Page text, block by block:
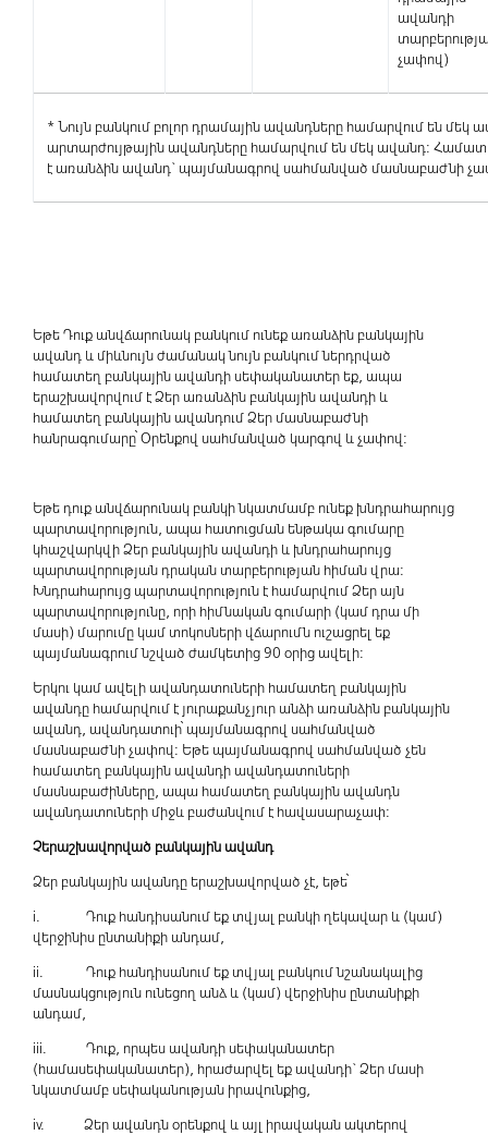
ավանդի
չափով)
* Նույն բանկում բոլոր դրամային ավանդները համարվում են մեկ
արտարժույթային ավանդները համարվում են մեկ ավանդ:
է առանձին ավանդ` պայմանագրով սահմանված մասնաբաժնի
Եթե Դուք անվճարունակ բանկում ունեք առանձին բանկային
ավանդ և միևնույն ժամանակ նույն բանկում ներդրված
համատեղ բանկային ավանդի սեփականատեր եք, ապա
երաշխավորվում է Ձեր առանձին բանկային ավանդի և
համատեղ բանկային ավանդում Ձեր մասնաբաժնի
հանրագումարը՝ Օրենքով սահմանված կարգով և չափով:
Եթե դուք անվճարունակ բանկի նկատմամբ ունեք խնդրահարույց
պարտավորություն, ապա հատուցման ենթակա գումարը
կհաշվարկվի Ձեր բանկային ավանդի և խնդրահարույց
պարտավորության դրական տարբերության հիման վրա:
Խնդրահարույց պարտավորություն է համարվում Ձեր այն
պարտավորությունը, որի հիմնական գումարի (կամ դրա մի
մասի) մարումը կամ տոկոսների վճարումն ուշացրել եք
պայմանագրում նշված ժամկետից 90 օրից ավելի:
Երկու կամ ավելի ավանդատուների համատեղ բանկային
ավանդը համարվում է յուրաքանչյուր անձի առանձին բանկային
ավանդ, ավանդատուի՝ պայմանագրով սահմանված
մասնաբաժնի չափով: Եթե պայմանագրով սահմանված չեն
համատեղ բանկային ավանդի ավանդատուների
մասնաբաժինները, ապա համատեղ բանկային ավանդն
ավանդատուների միջև բաժանվում է հավասարաչափ:
Չերաշխավորված բանկային ավանդ
Ձեր բանկային ավանդը երաշխավորված չէ, եթե՝
i. Դուք հանդիսանում եք տվյալ բանկի ղեկավար և (կամ)
վերջինիս ընտանիքի անդամ,
ii. Դուք հանդիսանում եք տվյալ բանկում նշանակալից
մասնակցություն ունեցող անձ և (կամ) վերջինիս ընտանիքի
անդամ,
iii. Դուք, որպես ավանդի սեփականատեր
(համասեփականատեր), հրաժարվել եք ավանդի` Ձեր մասի
նկատմամբ սեփականության իրավունքից,
iv. Ձեր ավանդն օրենքով և այլ իրավական ակտերով